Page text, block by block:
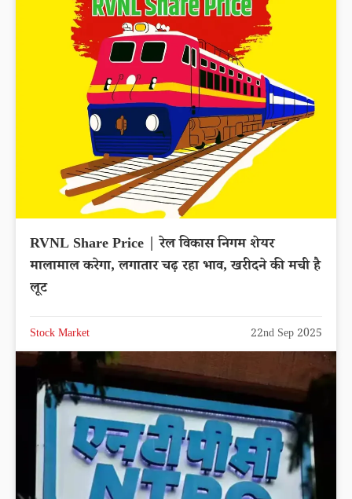
RVNL Share Price | रेल विकास निगम शेयर
मालामाल करेगा, लगातार चढ़ रहा भाव, खरीदने की मची है
लूट
Stock Market 22nd Sep 2025